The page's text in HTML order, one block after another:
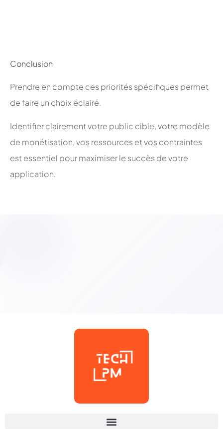
Conclusion
Prendre en compte ces priorités spécifiques permet
de faire un choix éclairé.
Identifier clairement votre public cible, votre modèle
de monétisation, vos ressources et vos contraintes
est essentiel pour maximiser le succès de votre
application.